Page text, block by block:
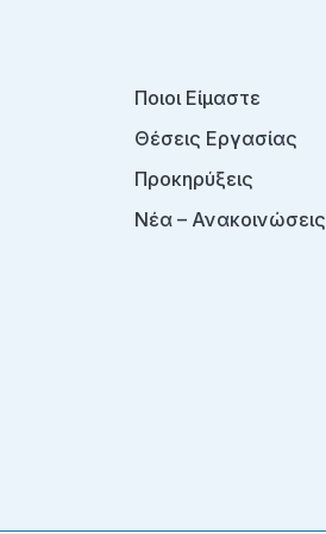
Ποιοι Είμαστε
Θέσεις Εργασίας
Προκηρύξεις
Νέα – Ανακοινώσεις